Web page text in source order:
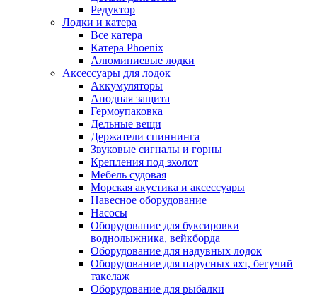
Редуктор
Лодки и катера
Все катера
Катера Phoenix
Алюминиевые лодки
Аксессуары для лодок
Аккумуляторы
Анодная защита
Гермоупаковка
Дельные вещи
Держатели спиннинга
Звуковые сигналы и горны
Крепления под эхолот
Мебель судовая
Морская акустика и аксессуары
Навесное оборудование
Насосы
Оборудование для буксировки
воднолыжника, вейкборда
Оборудование для надувных лодок
Оборудование для парусных яхт, бегучий
такелаж
Оборудование для рыбалки